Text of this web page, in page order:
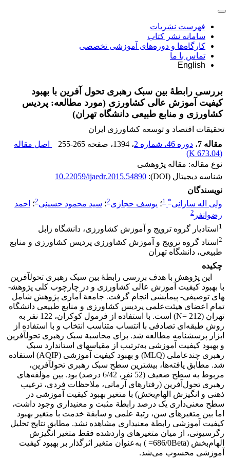
فهرست نشریات
سامانه نشر کتاب
کارگاه‌ها و دوره‌های آموزشی تخصصی
تماس با ما
English
بررسی رابطۀ بین سبک رهبری تحول‏ آفرین با بهبود
کیفیت آموزش عالی کشاورزی (مورد مطالعه: پردیس
کشاورزی و منابع ‌طبیعی دانشگاه تهران)
تحقیقات اقتصاد و توسعه کشاورزی ایران
مقاله 7
، دوره 46، شماره 2 ، 1394 ، صفحه 255-265
اصل مقاله
(
673.04 K
)
نوع مقاله: مقاله پژوهشی
شناسه دیجیتال (DOI):
10.22059/ijaedr.2015.54890
نویسندگان
ولی اله سارانی*
1؛ یوسف حجازی2؛ سید محمود حسینی2؛ احمد
رضوانفر 2
1 استادیار گروه ترویج و آموزش کشاورزی، دانشگاه زابل
2 استاد گروه ترویج و آموزش کشاورزی پردیس کشاورزی و منابع
طبیعی، دانشگاه تهران
چکیده
این پژوهش با هدف بررسی رابطۀ بین سبک رهبری تحول‏آفرین
با بهبود کیفیت آموزش عالی کشاورزی و در چارچوب کلی پژوهش­
های توصیفی- پیمایشی انجام گرفت. جامعة آماری پژوهش شامل
تمام اعضای هیئت‌‌علمی پردیس کشاورزی و منابع‌ طبیعی دانشگاه
تهران (212 =N) است. با استفاده از فرمول کوکران، 122 نفر به
روش طبقه‌ای تصادفی با انتساب متناسب انتخاب و با استفاده از
ابزار پرسشنامه مطالعه شد. برای محاسبة سبک رهبری تحول‏آفرین
و بهبود کیفیت آموزشی به‌ترتیب از مقیاس‏های استاندارد سبک
رهبری چندعاملی (MLQ) و بهبود کیفیت آموزشی (AQIP) استفاده
شد. مطابق یافته‌ها، بیشترین سطح سبک رهبری تحول‏آفرین،
مربوط به سطح ضعیف (52 نفر، 6/42 درصد) بود. بین مؤلفه‌های
رهبری تحول‌آفرین (رفتارهای آرمانی، ملاحظات فردی، ترغیب
ذهنی و انگیزش الهام‌بخش) با متغیر بهبود کیفیت آموزشی در
سطح معنی‌داری یک درصد رابطة مثبت و معنی­داری وجود داشت،
اما بین متغیرهای سن، رتبة علمی و سابقة خدمت با متغیر بهبود
کیفیت آموزشی رابطة معنی­داری مشاهده نشد. مطابق نتایج تحلیل
رگرسیونی، از میان متغیرهای واردشده فقط متغیر انگیزش
الهام‌بخش (686/0Beta= ) به‌عنوان متغیر‌ اثرگذار بر بهبود کیفیت
آموزشی محسوب می‌شد.